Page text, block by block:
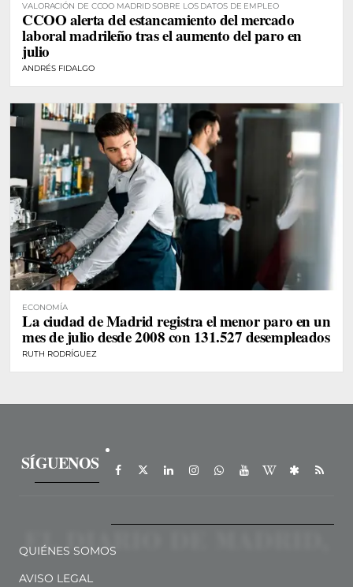
VALORACIÓN DE CCOO MADRID SOBRE LOS DATOS DE EMPLEO
CCOO alerta del estancamiento del mercado
laboral madrileño tras el aumento del paro en
julio
ANDRÉS FIDALGO
ECONOMÍA
La ciudad de Madrid registra el menor paro en un
mes de julio desde 2008 con 131.527 desempleados
RUTH RODRÍGUEZ
SÍGUENOS
QUIÉNES SOMOS
AVISO LEGAL